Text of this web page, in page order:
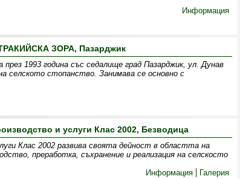
Информация
ЗОРА, Пазарджик
1993 година със седалище град Пазарджик, ул. Дунав
стопанство. Занимава се основно с
и услуги Клас 2002, Безводица
Клас 2002 развива своята дейност в областта на
преработка, съхранение и реализация на селскосто
Информация
Галерия